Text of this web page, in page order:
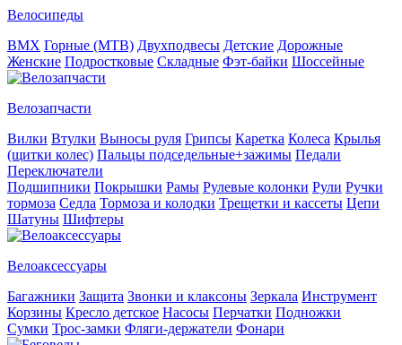
Велосипеды
BMX Горные (MTB) Двухподвесы Детские Дорожные
Женские Подростковые Складные Фэт-байки Шоссейные
Велозапчасти
Вилки Втулки Выносы руля Грипсы Каретка Колеса Крылья
(щитки колес) Пальцы подседельные+зажимы Педали
Переключатели
Подшипники Покрышки Рамы Рулевые колонки Рули Ручки
тормоза Седла Тормоза и колодки Трещетки и кассеты Цепи
Шатуны Шифтеры
Велоаксессуары
Багажники Защита Звонки и клаксоны Зеркала Инструмент
Корзины Кресло детское Насосы Перчатки Подножки
Сумки Трос-замки Фляги-держатели Фонари